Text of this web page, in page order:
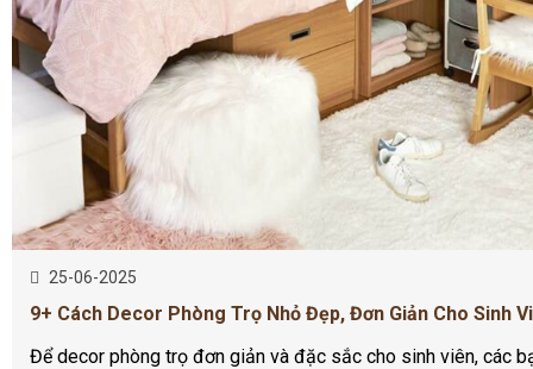
25-06-2025
9+ Cách Decor Phòng Trọ Nhỏ Đẹp, Đơn Giản Cho Sinh
Để decor phòng trọ đơn giản và đặc sắc cho sinh viên, các